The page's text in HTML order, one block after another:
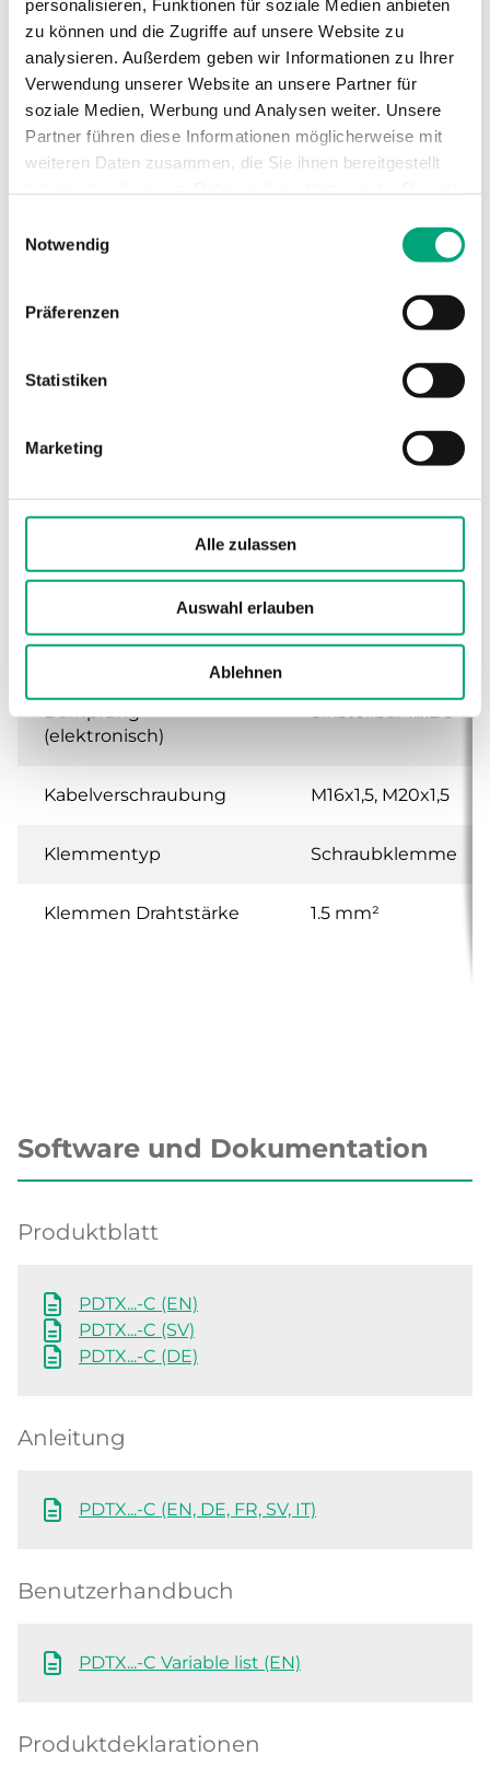
personalisieren, Funktionen für soziale Medien anbieten
zu können und die Zugriffe auf unsere Website zu
analysieren. Außerdem geben wir Informationen zu Ihrer
Verwendung unserer Website an unsere Partner für
soziale Medien, Werbung und Analysen weiter. Unsere
Partner führen diese Informationen möglicherweise mit
weiteren Daten zusammen, die Sie ihnen bereitgestellt
Notwendig
Präferenzen
Statistiken
Marketing
Alle zulassen
Auswahl erlauben
Ablehnen
Differenzdrucktransmitter mit
Kommunikation
Versorgungsspannung
24VAC/DC (21...27
V AC 50Hz /
21...27 V DC), 4.0
Schutzart
(nicht kondensierend)
Umgebungstemperatur
Montage
Abmessungen, außen
(B x H x T)
167x46x130 mm
Medien
Luft, nicht
brennbare und
nicht aggressive
Gase
Dämpfung
(elektronisch)
einstellbar 1...12 s
Kabelverschraubung M16x1,5, M20x1,5
Klemmentyp Schraubklemme
Klemmen Drahtstärke 1.5 mm²
Software und Dokumentation
Produktblatt
PDTX...-C (EN)
PDTX...-C (SV)
PDTX...-C (DE)
Anleitung
PDTX...-C (EN, DE, FR, SV, IT)
Benutzerhandbuch
PDTX...-C Variable list (EN)
Produktdeklarationen